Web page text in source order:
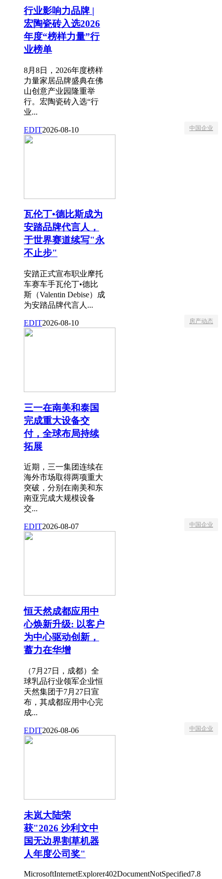
行业影响力品牌 |
宏陶瓷砖入选2026
年度“榜样力量”行
业榜单
8月8日，2026年度榜样
力量家居品牌盛典在佛
山创意产业园隆重举
行。宏陶瓷砖入选“行
业...
EDIT2026-08-10 中国企业
瓦伦丁•德比斯成为
安踏品牌代言人，
于世界赛道续写"永
不止步"
安踏正式宣布职业摩托
车赛车手瓦伦丁•德比
斯（Valentin Debise）成
为安踏品牌代言人...
EDIT2026-08-10 房产动态
三一在南美和泰国
完成重大设备交
付，全球布局持续
拓展
近期，三一集团连续在
海外市场取得两项重大
突破，分别在南美和东
南亚完成大规模设备
交...
EDIT2026-08-07 中国企业
恒天然成都应用中
心焕新升级: 以客户
为中心驱动创新，
蓄力在华增
（7月27日，成都）全
球乳品行业领军企业恒
天然集团于7月27日宣
布，其成都应用中心完
成...
EDIT2026-08-06 中国企业
未岚大陆荣
获"2026 沙利文中
国无边界割草机器
人年度公司奖"
MicrosoftInternetExplorer402DocumentNotSpecified7.8